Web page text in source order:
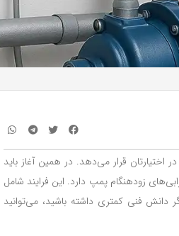
اختیارتان قرار می‌دهد. در همین آغاز باید
زودهنگام پمپ دارد. این فرایند شامل
دانش فنی کمتری داشته باشید، می‌توانید